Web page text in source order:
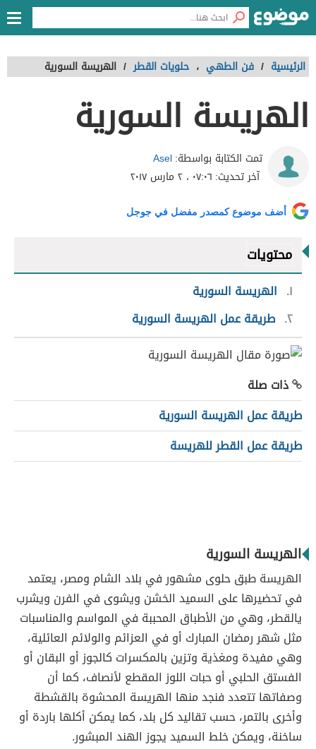
الرئيسية / فن الطهي ، حلويات القطر / الهريسة السورية
الهريسة السورية
تمت الكتابة بواسطة:Asel
آخر تحديث: ٠٧:٠٦ ، ٢ مارس ٢٠١٧
أضف موضوع كمصدر مفضل في جوجل
محتويات
١
الهريسة السورية
٢ طريقة عمل الهريسة السورية
ذات صلة
طريقة عمل الهريسة السورية
طريقة عمل القطر للهريسة
الهريسة السورية
الهريسة طبق حلوى مشهور في بلاد الشام ومصر، يعتمد
في تحضيرها على السميد الخشن ويشوى في الفرن ويشرب
يالقطر، وهي من الأطباق المحببة في المواسم والمناسبات
مثل شهر رمضان المبارك أو في العزائم والولائم العائلية،
وهي مفيدة ومغذية وتزين بالمكسرات كالجوز أو البقان أو
الفستق الحلبي أو حبات اللوز المقطع لأنصاف، كما أن
وصفاتها تتعدد فنجد منها الهريسة المحشوة بالقشطة
وأخرى بالتمر، حسب تقاليد كل بلد، كما يمكن أكلها باردة أو
ساخنة، ويمكن خلط السميد يجوز الهند المبشور.